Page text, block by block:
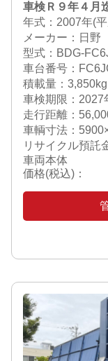
車検Ｒ９年４月
年式：2007年(
メーカー：日野
型式：BDG-
車台番号：
積載量：3,850kg
車検期限： 2027
走行距離：
車輌寸法：
リサイクル預託
車両本体
価格(税込)：